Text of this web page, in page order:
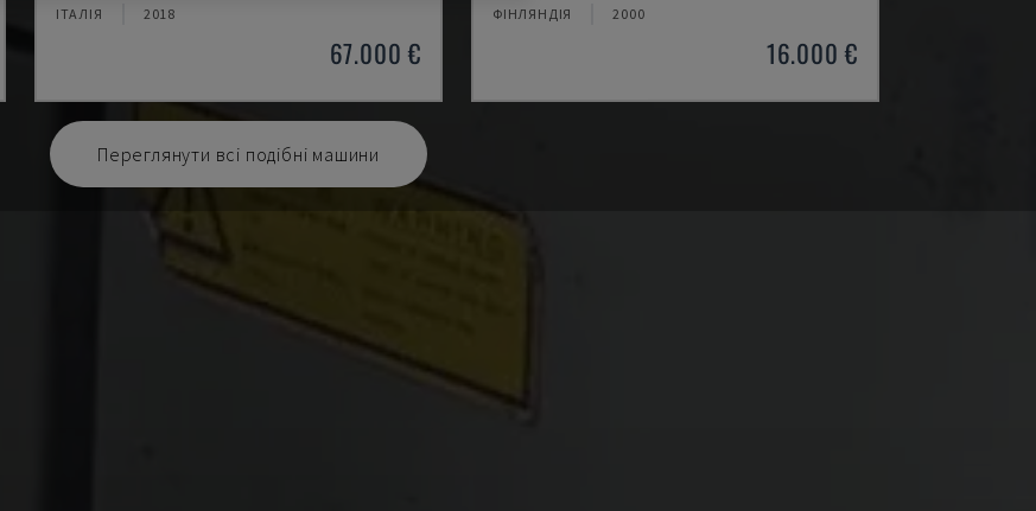
ІТАЛІЯ 2018
67.000 €
ФІНЛЯНДІЯ 2000
16.000 €
Переглянути всі подібні машини